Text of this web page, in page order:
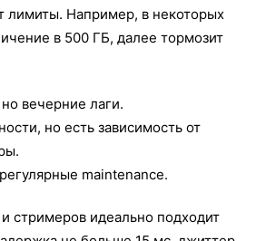
лимиты. Например, в некоторых
в 500 ГБ, далее тормозит
вечерние лаги.
но есть зависимость от
maintenance.
стримеров идеально подходит